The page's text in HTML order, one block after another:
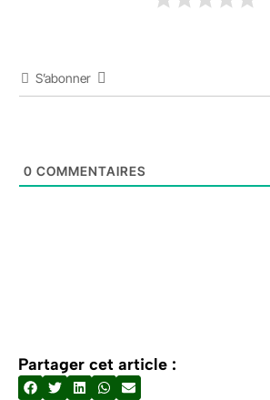
S’abonner
0 COMMENTAIRES
Partager cet article :